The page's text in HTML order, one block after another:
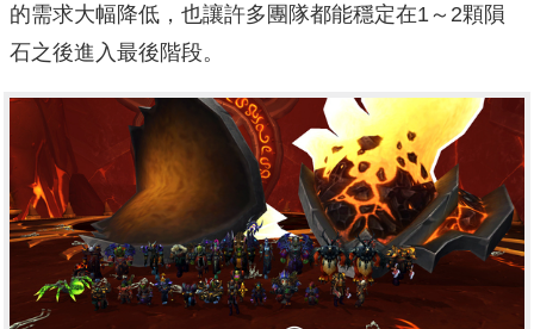
的需求大幅降低，也讓許多團隊都能穩定在1～2顆隕
石之後進入最後階段。